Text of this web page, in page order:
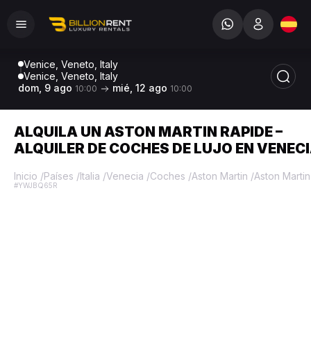
Venice, Veneto, Italy
Venice, Veneto, Italy
dom, 9 ago 10:00 mié, 12 ago 10:00
ALQUILA UN ASTON MARTIN RAPIDE –
ALQUILER DE COCHES DE LUJO EN
Inicio /Países /Italia /Venecia /Coches /Aston Martin /Aston
#YWJBQ65R